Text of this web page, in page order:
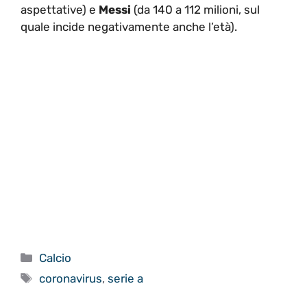
aspettative) e Messi (da 140 a 112 milioni, sul
quale incide negativamente anche l’età).
Categorie
Calcio
Tag
coronavirus,serie a